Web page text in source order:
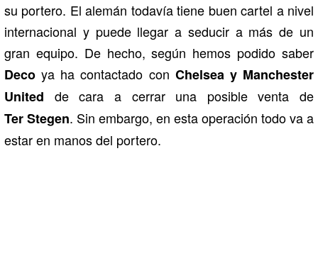
su portero. El alemán todavía tiene buen cartel a nivel
internacional y puede llegar a seducir a más de un
gran equipo. De hecho, según hemos podido saber
Deco ya ha contactado con Chelsea y Manchester
United de cara a cerrar una posible venta de
Ter Stegen. Sin embargo, en esta operación todo va a
estar en manos del portero.